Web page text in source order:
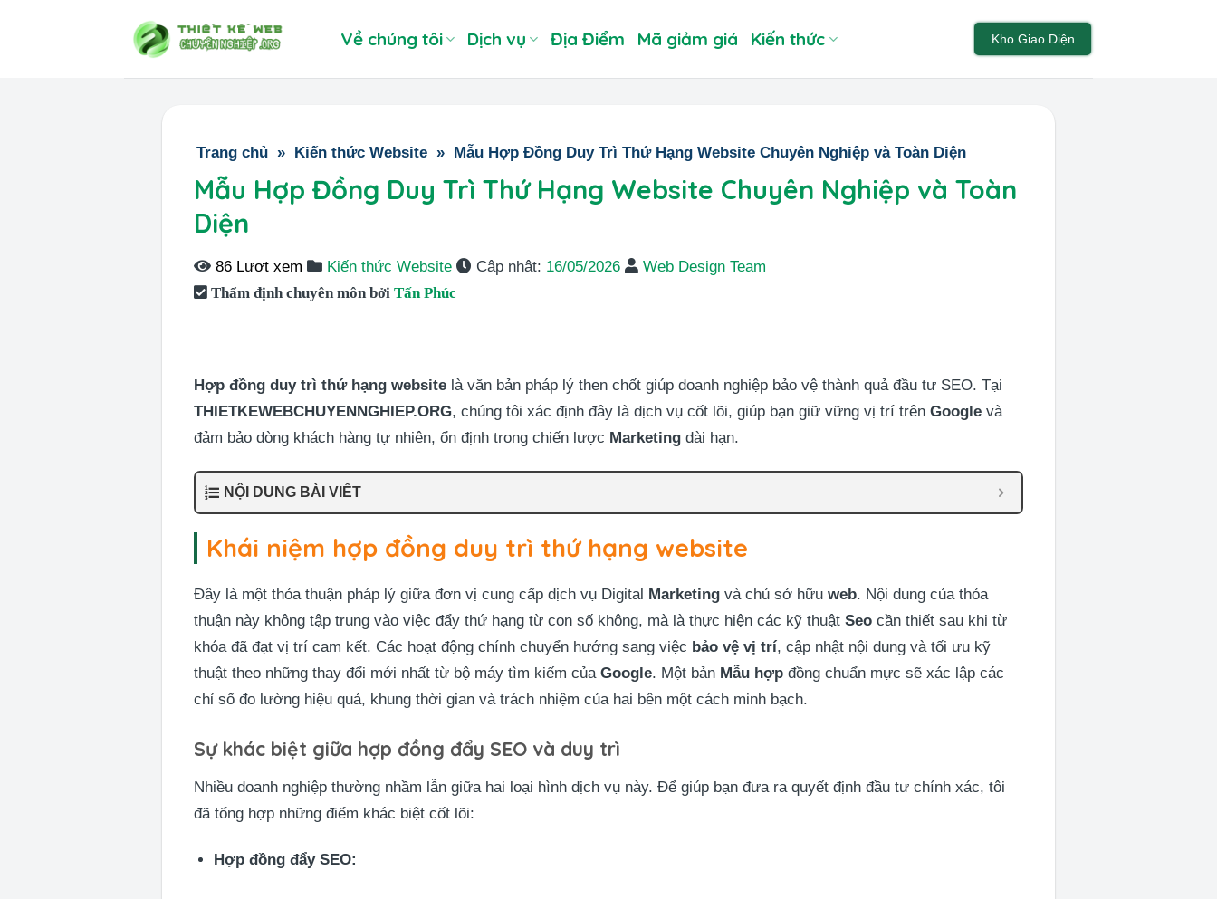
Về chúng tôi Dịch vụ Địa Điểm Mã giảm giá Kiến thức Kho Giao Diện
Trang chủ » Kiến thức Website » Mẫu Hợp Đồng Duy Trì Thứ Hạng Website Chuyên Nghiệp và Toàn Diện
Mẫu Hợp Đồng Duy Trì Thứ Hạng Website Chuyên Nghiệp và Toàn
Diện
86 Lượt xem Kiến thức Website Cập nhật: 16/05/2026 Web Design Team
Thẩm định chuyên môn bởiTấn Phúc
Hợp đồng duy trì thứ hạng website là văn bản pháp lý then chốt giúp doanh nghiệp bảo vệ thành quả đầu tư SEO. Tại
THIETKEWEBCHUYENNGHIEP.ORG, chúng tôi xác định đây là dịch vụ cốt lõi, giúp bạn giữ vững vị trí trênGoogle và
đảm bảo dòng khách hàng tự nhiên, ổn định trong chiến lược Marketing dài hạn.
NỘI DUNG BÀI VIẾT
Khái niệm hợp đồng duy trì thứ hạng website
Đây là một thỏa thuận pháp lý giữa đơn vị cung cấp dịch vụ Digital Marketing và chủ sở hữuweb. Nội dung của thỏa
thuận này không tập trung vào việc đẩy thứ hạng từ con số không, mà là thực hiện các kỹ thuậtSeo cần thiết sau khi từ
khóa đã đạt vị trí cam kết. Các hoạt động chính chuyển hướng sang việc bảo vệ vị trí, cập nhật nội dung và tối ưu kỹ
thuật theo những thay đổi mới nhất từ bộ máy tìm kiếm củaGoogle. Một bản Mẫu hợp đồng chuẩn mực sẽ xác lập các
chỉ số đo lường hiệu quả, khung thời gian và trách nhiệm của hai bên một cách minh bạch.
Sự khác biệt giữa hợp đồng đẩy SEO và duy trì
Nhiều doanh nghiệp thường nhầm lẫn giữa hai loại hình dịch vụ này. Để giúp bạn đưa ra quyết định đầu tư chính xác, tôi
đã tổng hợp những điểm khác biệt cốt lõi:
Hợp đồng đẩy SEO: